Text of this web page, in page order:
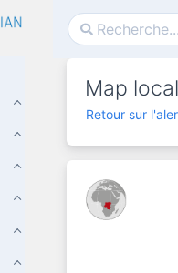
Map
Retour sur